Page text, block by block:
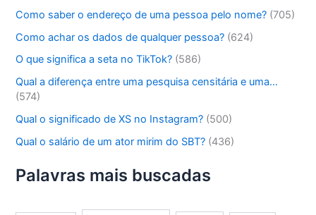
Como saber o endereço de uma pessoa pelo nome? (705)
Como achar os dados de qualquer pessoa? (624)
O que significa a seta no TikTok? (586)
Qual a diferença entre uma pesquisa censitária e uma…
(574)
Qual o significado de XS no Instagram? (500)
Qual o salário de um ator mirim do SBT? (436)
Palavras mais buscadas